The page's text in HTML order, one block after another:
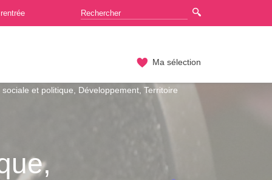
Ma sélection
et politique, Développement, Territoire